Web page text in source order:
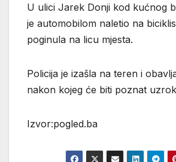
U ulici Jarek Donji kod kućnog
je automobilom naletio na
poginula na licu mjesta.
Policija je izašla na teren i
nakon kojeg će biti poznat
Izvor:pogled.ba